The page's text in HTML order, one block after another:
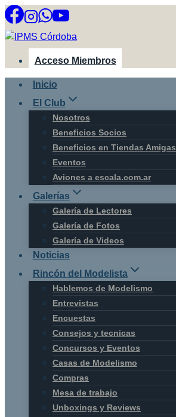
Saltar
al
contenido
Acceso Miembros
Inicio
El Club
Nosotros
Beneficios Socios
Beneficios en Tiendas Amigas
Eventos
Aviones a escala.com.ar
Galerías
Galería de Lectores
Galería de Fotos
Galería de Videos
Noticias
Rincón del Modelista
Hablemos de Modelismo
Entrevistas
Encuestas
Consejos y tecnicas
Concursos y Eventos
Casas de Modelismo
Compras
Mesa de trabajo
Unboxings y Reviews